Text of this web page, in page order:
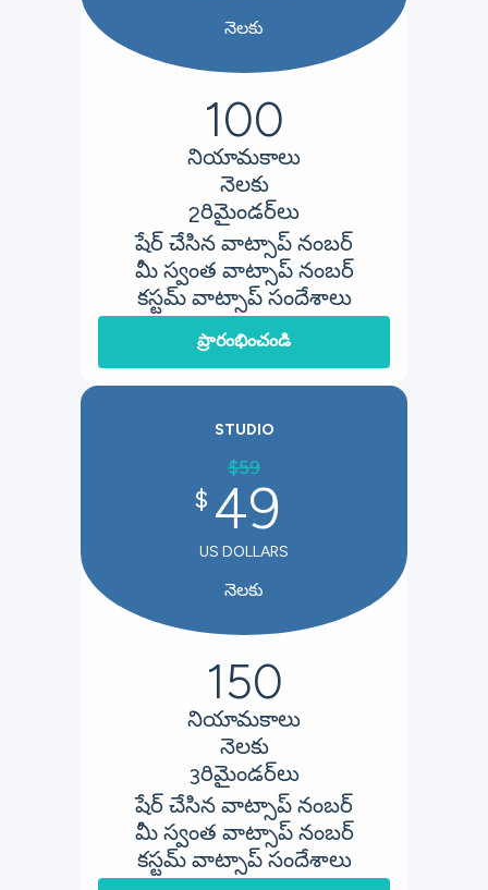
నెలకు
100
నియామకాలు
నెలకు
2రిమైండర్‌లు
షేర్ చేసిన వాట్సాప్ నంబర్
మీ స్వంత వాట్సాప్ నంబర్
కస్టమ్ వాట్సాప్ సందేశాలు
ప్రారంభించండి
STUDIO
$59
$ 49
US DOLLARS
నెలకు
150
నియామకాలు
నెలకు
3రిమైండర్‌లు
షేర్ చేసిన వాట్సాప్ నంబర్
మీ స్వంత వాట్సాప్ నంబర్
కస్టమ్ వాట్సాప్ సందేశాలు